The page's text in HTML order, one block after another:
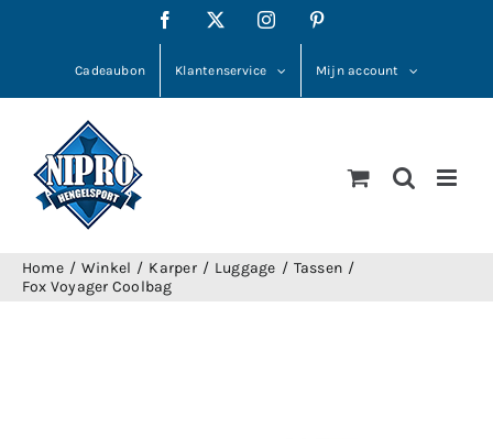
Facebook Instagram
Cadeaubon Klantenservice Mijn account
Home Winkel Karper Luggage
Tassen
Fox Voyager Coolbag